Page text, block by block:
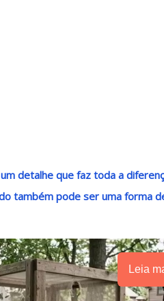
detalhe que faz toda a
também pode ser uma forma
Leia